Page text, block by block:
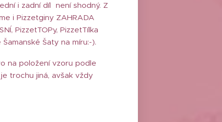
i zadní díl není shodný. Z
i Pizzetginy ZAHRADA
PizzetTOPy, PizzetTílka
Šaty na míru:-).
na položení vzoru podle
trochu jiná, avšak vždy